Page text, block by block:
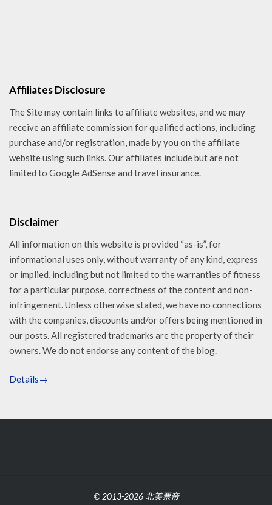
Affiliates Disclosure
The Site may contain links to affiliate websites, and we may
receive an affiliate commission for qualified actions, including
purchase and/or registration, made by you on the affiliate
website using such links. Our affiliates include but are not
limited to Google AdSense and travel insurance.
Disclaimer
All information on this website is provided “as-is”, for
informational uses only, without warranty of any kind, express
or implied, including but not limited to the warranties of fitness
for a particular purpose, correctness of the content and non-
infringement. Unless otherwise stated, we have no connections
with the companies, discounts and/or offers being mentioned in
our posts. All registered trademarks are the property of their
owners. We do not endorse any content of the blog.
Details→
© 2013-2026 北美票帝